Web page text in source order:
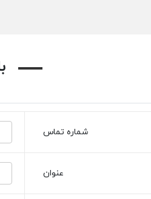
شماره تماس
عنوان